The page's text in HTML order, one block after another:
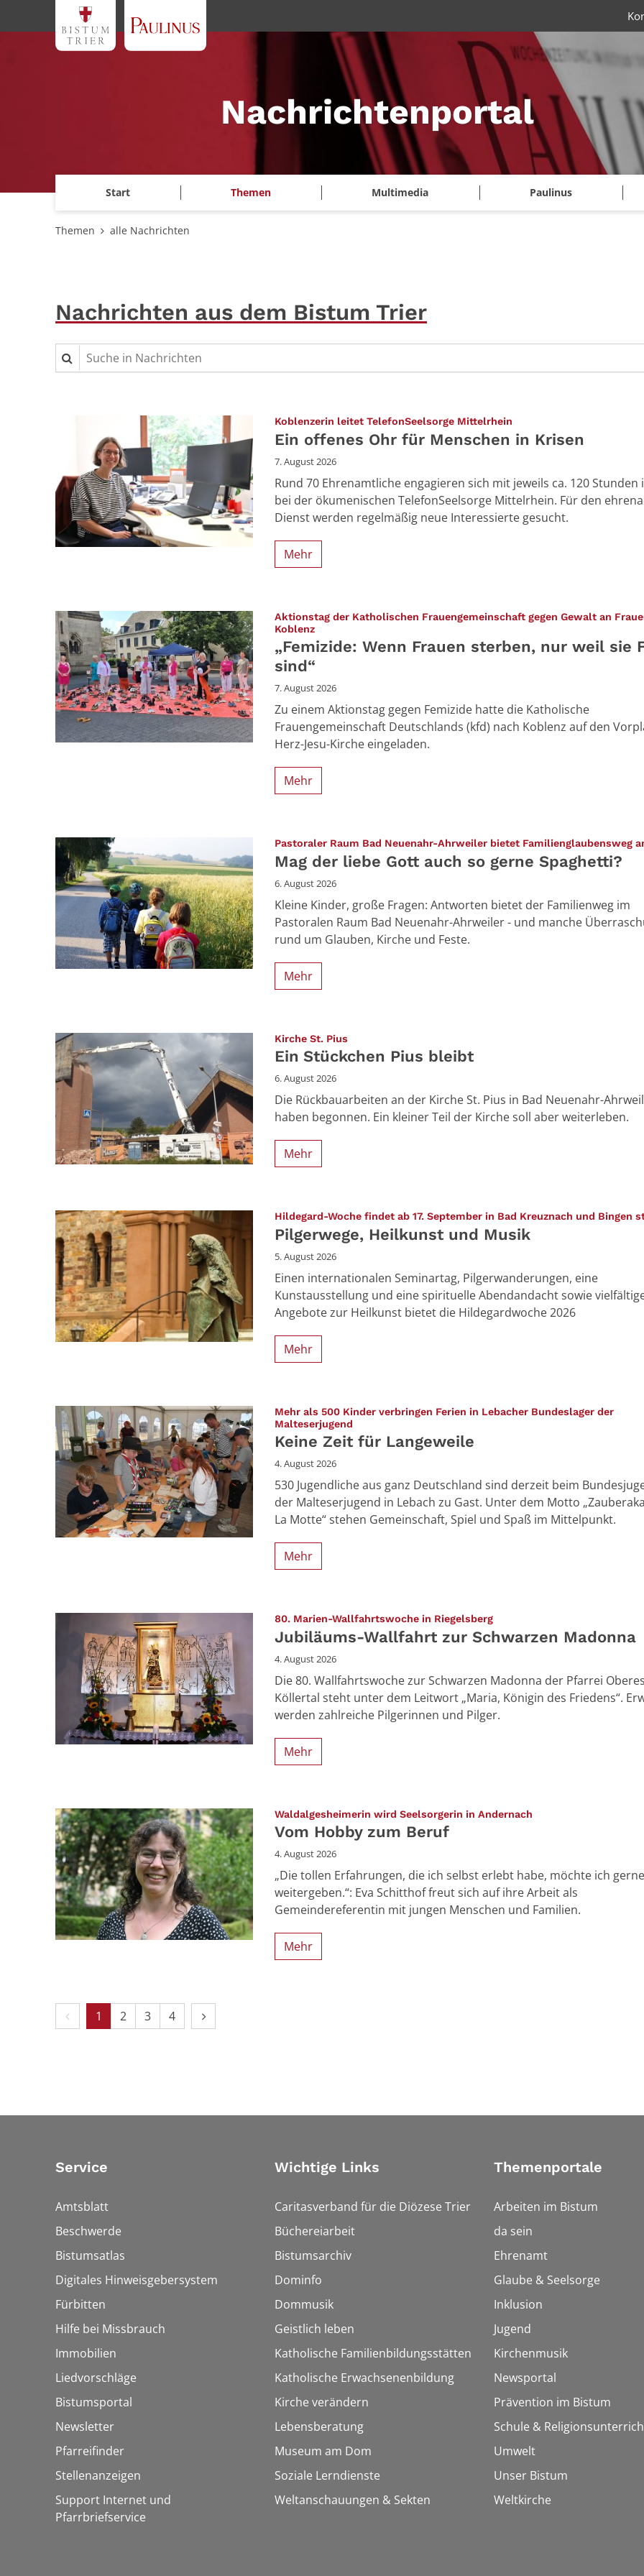
Zum Inhalt springen
Nachrichtenportal
Start Themen Multimedia Paulinus
Themen alle Nachrichten
Nachrichten aus dem Bistum Trier
Suche in Nachrichten
Koblenzerin leitet TelefonSeelsorge Mittelrhein
Ein offenes Ohr für Menschen in Krisen
7. August 2026
Rund 70 Ehrenamtliche engagieren sich mit jeweils ca. 120 Stunden
bei der ökumenischen TelefonSeelsorge Mittelrhein. Für den
Dienst werden regelmäßig neue Interessierte gesucht.
Mehr
Aktionstag der Katholischen Frauengemeinschaft gegen Gewalt an
Koblenz
„Femizide: Wenn Frauen sterben, nur weil sie
sind“
7. August 2026
Zu einem Aktionstag gegen Femizide hatte die Katholische
Frauengemeinschaft Deutschlands (kfd) nach Koblenz auf den
Herz-Jesu-Kirche eingeladen.
Mehr
Pastoraler Raum Bad Neuenahr-Ahrweiler bietet Familienglaubensweg
Mag der liebe Gott auch so gerne Spaghetti?
6. August 2026
Kleine Kinder, große Fragen: Antworten bietet der Familienweg im
Pastoralen Raum Bad Neuenahr-Ahrweiler - und manche
rund um Glauben, Kirche und Feste.
Mehr
Kirche St. Pius
Ein Stückchen Pius bleibt
6. August 2026
Die Rückbauarbeiten an der Kirche St. Pius in Bad Neuenahr-
haben begonnen. Ein kleiner Teil der Kirche soll aber weiterleben.
Mehr
Hildegard-Woche findet ab 17. September in Bad Kreuznach und Bingen
Pilgerwege, Heilkunst und Musik
5. August 2026
Einen internationalen Seminartag, Pilgerwanderungen, eine
Kunstausstellung und eine spirituelle Abendandacht sowie
Angebote zur Heilkunst bietet die Hildegardwoche 2026
Mehr
Mehr als 500 Kinder verbringen Ferien in Lebacher Bundeslager der
Malteserjugend
Keine Zeit für Langeweile
4. August 2026
530 Jugendliche aus ganz Deutschland sind derzeit beim
der Malteserjugend in Lebach zu Gast. Unter dem Motto
La Motte“ stehen Gemeinschaft, Spiel und Spaß im Mittelpunkt.
Mehr
80. Marien-Wallfahrtswoche in Riegelsberg:
Jubiläums-Wallfahrt zur Schwarzen Madonna
4. August 2026
Die 80. Wallfahrtswoche zur Schwarzen Madonna der Pfarrei Oberes
Köllertal steht unter dem Leitwort „Maria, Königin des Friedens“.
werden zahlreiche Pilgerinnen und Pilger.
Mehr
Waldalgesheimerin wird Seelsorgerin in Andernach
Vom Hobby zum Beruf
4. August 2026
„Die tollen Erfahrungen, die ich selbst erlebt habe, möchte ich gerne
weitergeben.“: Eva Schitthof freut sich auf ihre Arbeit als
Gemeindereferentin mit jungen Menschen und Familien.
Mehr
Vorherige Seite
1 2 3 4 Nächste Seite
Service
Amtsblatt
Beschwerde
Bistumsatlas
Digitales Hinweisgebersystem
Fürbitten
Hilfe bei Missbrauch
Immobilien
Liedvorschläge
Bistumsportal
Newsletter
Pfarreifinder
Stellenanzeigen
Support Internet und
Pfarrbriefservice
Wichtige Links
Caritasverband für die Diözese Trier
Büchereiarbeit
Bistumsarchiv
Dominfo
Dommusik
Geistlich leben
Katholische Familienbildungsstätten
Katholische Erwachsenenbildung
Kirche verändern
Lebensberatung
Museum am Dom
Soziale Lerndienste
Weltanschauungen & Sekten
Themenportale
Arbeiten im Bistum
da sein
Ehrenamt
Glaube & Seelsorge
Inklusion
Jugend
Kirchenmusik
Newsportal
Prävention im Bistum
Schule &
Umwelt
Unser Bistum
Weltkirche